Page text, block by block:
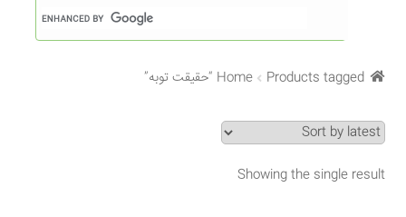
Checkout
My account
Search Results
Shop
Home Products tagged “حقیقت توبه”
Showing the single result